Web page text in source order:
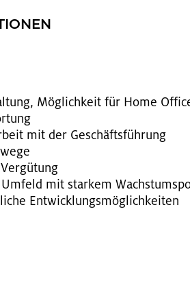
Mög­lich­keit für Home
mit der Ge­schäfts­füh­rung
mit star­kem
Ent­wick­lungs­mög­lich­kei­ten